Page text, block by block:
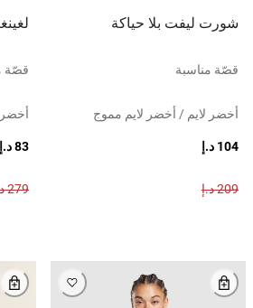
شورت ليفت بلا حياكة
قصّة مناسبة
أخضر لايم / أخضر لايم مموج
104 د.إ
209 د.إ
قصّة
أخضر
83 د.إ
279 د.إ